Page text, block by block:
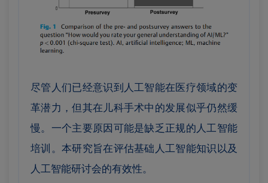
尽管人们已经意识到人工智能在医疗领域的变
革潜力，但其在儿科手术中的发展似乎仍然缓
慢。一个主要原因可能是缺乏正规的人工智能
培训。本研究旨在评估基础人工智能知识以及
人工智能研讨会的有效性。